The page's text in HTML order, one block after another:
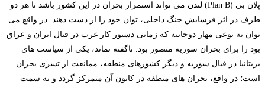
پلان بی (Plan B) لندن می تواند استمرار بحران در این کشور باشد تا هر دو
طرف در اثر فرسایش جنگ داخلی، توان خود را از دست دهند. در واقع می
توان به نوعی مهار دوجانبه که زمانی دستور کار غرب در قبال ایران و عراق
بود را برای بحران سوریه متصور بود. ناگفته نماند، یکی از سیاست های
بریتانیا در قبال سوریه و دیگر کشورهای منطقه، ممانعت از تسری بحران
است؛ در واقع، بحران های منطقه در کانون آن متمرکز گردد و به سمت